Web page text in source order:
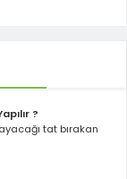
?
tat bırakan